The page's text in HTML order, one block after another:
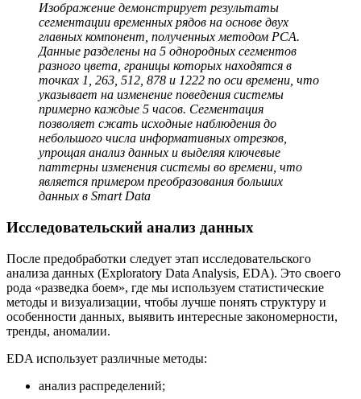
Изображение демонстрирует результаты
сегментации временных рядов на основе двух
главных компонент, полученных методом PCA.
Данные разделены на 5 однородных сегментов
разного цвета, границы которых находятся в
точках 1, 263, 512, 878 и 1222 по оси времени, что
указывает на изменение поведения системы
примерно каждые 5 часов. Сегментация
позволяет сжать исходные наблюдения до
небольшого числа информативных отрезков,
упрощая анализ данных и выделяя ключевые
паттерны изменения системы во времени, что
является примером преобразования больших
данных в Smart Data
Исследовательский анализ данных
После предобработки следует этап исследовательского
анализа данных (Exploratory Data Analysis, EDA). Это своего
рода «разведка боем», где мы используем статистические
методы и визуализации, чтобы лучше понять структуру и
особенности данных, выявить интересные закономерности,
тренды, аномалии.
EDA использует различные методы:
анализ распределений;